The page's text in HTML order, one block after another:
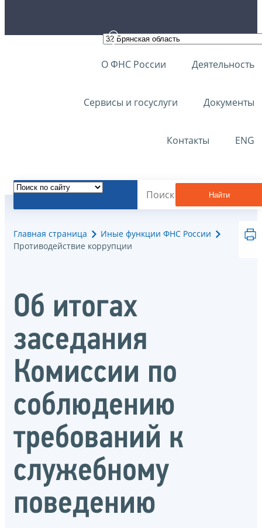
О ФНС России Деятельность
Сервисы и госуслуги Документы
Контакты ENG
Найти
Главная страница
Иные функции ФНС России
Противодействие коррупции
Об итогах
заседания
Комиссии по
соблюдению
требований к
служебному
поведению